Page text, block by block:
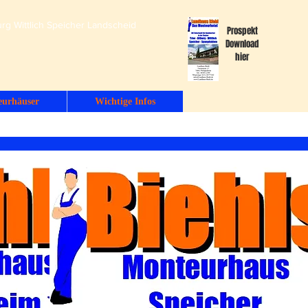
Wittlich Speicher Landscheid
Wichtige Infos
Prospekt
Download
hier